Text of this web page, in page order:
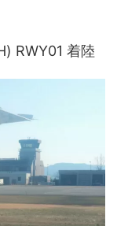
RWY01 着陸